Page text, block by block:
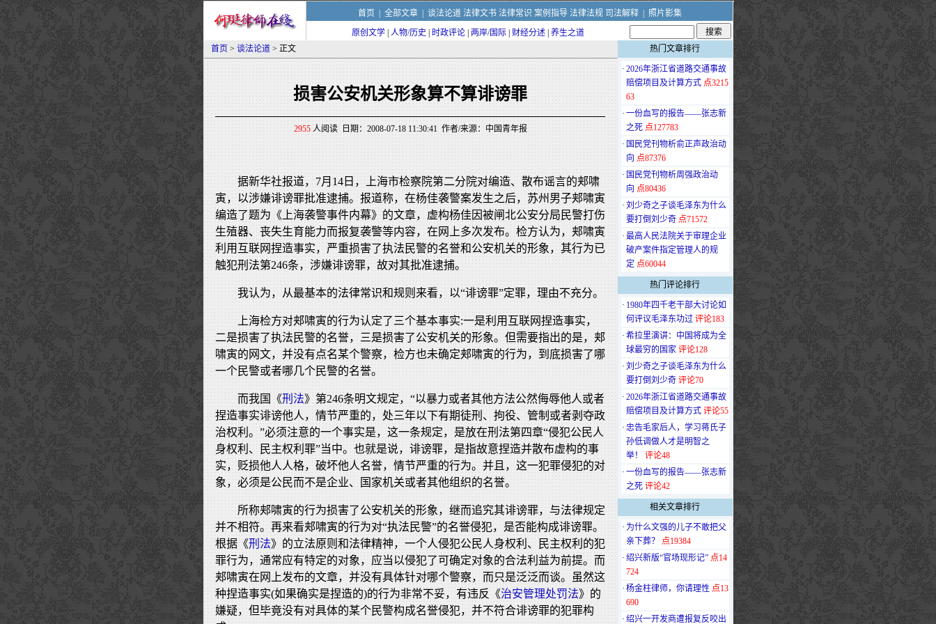
首页 全部文章| 谈法论道 法律文书 法律常识 案例指导 法律法规 司法解释|
照片影集
原创文学 人物/历史 时政评论 两岸/国际 财经分述 养生之道
首页 > 谈法论道> 正文
损害公安机关形象算不算诽谤罪
2955人阅读 日期：2008-07-18 11:30:41 作者/来源：中国青年报
据新华社报道，7月14日，上海市检察院第二分院对编造、散布谣言的郏啸
寅，以涉嫌诽谤罪批准逮捕。报道称，在杨佳袭警案发生之后，苏州男子郏啸寅
编造了题为《上海袭警事件内幕》的文章，虚构杨佳因被闸北公安分局民警打伤
生殖器、丧失生育能力而报复袭警等内容，在网上多次发布。检方认为，郏啸寅
利用互联网捏造事实，严重损害了执法民警的名誉和公安机关的形象，其行为已
触犯刑法第246条，涉嫌诽谤罪，故对其批准逮捕。
我认为，从最基本的法律常识和规则来看，以“诽谤罪”定罪，理由不充分。
上海检方对郏啸寅的行为认定了三个基本事实:一是利用互联网捏造事实，
二是损害了执法民警的名誉，三是损害了公安机关的形象。但需要指出的是，郏
啸寅的网文，并没有点名某个警察，检方也未确定郏啸寅的行为，到底损害了哪
一个民警或者哪几个民警的名誉。
而我国《刑法》第246条明文规定，“以暴力或者其他方法公然侮辱他人或者
捏造事实诽谤他人，情节严重的，处三年以下有期徒刑、拘役、管制或者剥夺政
治权利。”必须注意的一个事实是，这一条规定，是放在刑法第四章“侵犯公民人
身权利、民主权利罪”当中。也就是说，诽谤罪，是指故意捏造并散布虚构的事
实，贬损他人人格，破坏他人名誉，情节严重的行为。并且，这一犯罪侵犯的对
象，必须是公民而不是企业、国家机关或者其他组织的名誉。
所称郏啸寅的行为损害了公安机关的形象，继而追究其诽谤罪，与法律规定
并不相符。再来看郏啸寅的行为对“执法民警”的名誉侵犯，是否能构成诽谤罪。
根据《刑法》的立法原则和法律精神，一个人侵犯公民人身权利、民主权利的犯
罪行为，通常应有特定的对象，应当以侵犯了可确定对象的合法利益为前提。而
郏啸寅在网上发布的文章，并没有具体针对哪个警察，而只是泛泛而谈。虽然这
种捏造事实(如果确实是捏造的)的行为非常不妥，有违反《治安管理处罚法》的
嫌疑，但毕竟没有对具体的某个民警构成名誉侵犯，并不符合诽谤罪的犯罪构
热门文章排行
· 2026年浙江省道路交通事故
赔偿项目及计算方式 点3215
63
· 一份血写的报告——张志新
之死 点127783
· 国民党刊物析俞正声政治动
向 点87376
· 国民党刊物析周强政治动
向 点80436
· 刘少奇之子谈毛泽东为什么
要打倒刘少奇 点71572
· 最高人民法院关于审理企业
破产案件指定管理人的规
定 点60044
热门评论排行
· 1980年四千老干部大讨论如
何评议毛泽东功过 评论183
· 希拉里演讲：中国将成为全
球最穷的国家 评论128
· 刘少奇之子谈毛泽东为什么
要打倒刘少奇 评论70
· 2026年浙江省道路交通事故
赔偿项目及计算方式 评论55
· 忠告毛家后人，学习蒋氏子
孙低调做人才是明智之
举！
评论48
· 一份血写的报告——张志新
之死 评论42
相关文章排行
· 为什么文强的儿子不敢把父
亲下葬？
点19384
· 绍兴新版“官场现形记” 点14
724
· 杨金柱律师，你请理性 点13
690
· 绍兴一开发商遭报复反咬出